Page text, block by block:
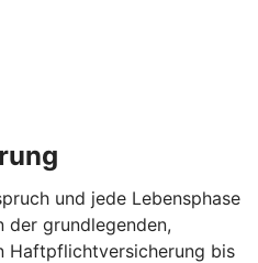
und jede Lebensphase
der grundlegenden,
Haftpflichtversicherung bis